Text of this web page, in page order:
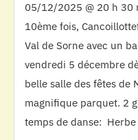
05/12/2025 @ 20 h 30
10ème fois,
Val de Sorne avec un
vendredi 5 décembre
belle salle des fêtes de
magnifique parquet. 2
temps de danse: